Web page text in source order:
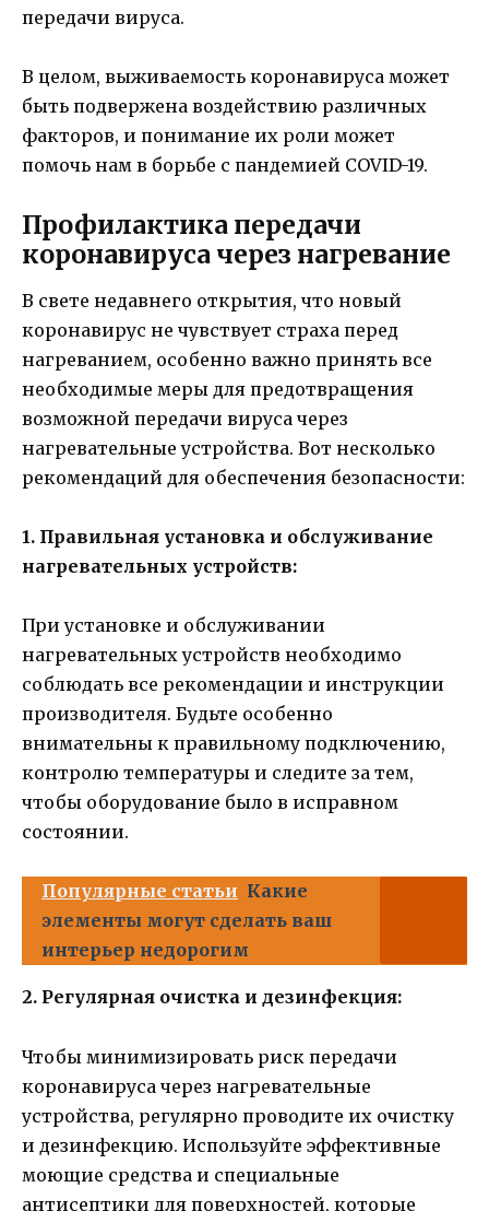
передачи вируса.
В целом, выживаемость коронавируса может
быть подвержена воздействию различных
факторов, и понимание их роли может
помочь нам в борьбе с пандемией COVID-19.
Профилактика передачи
коронавируса через нагревание
В свете недавнего открытия, что новый
коронавирус не чувствует страха перед
нагреванием, особенно важно принять все
необходимые меры для предотвращения
возможной передачи вируса через
нагревательные устройства. Вот несколько
рекомендаций для обеспечения безопасности:
1. Правильная установка и обслуживание
нагревательных устройств:
При установке и обслуживании
нагревательных устройств необходимо
соблюдать все рекомендации и инструкции
производителя. Будьте особенно
внимательны к правильному подключению,
контролю температуры и следите за тем,
чтобы оборудование было в исправном
состоянии.
Популярные статьи Какие
элементы могут сделать ваш
интерьер недорогим
2. Регулярная очистка и дезинфекция:
Чтобы минимизировать риск передачи
коронавируса через нагревательные
устройства, регулярно проводите их очистку
и дезинфекцию. Используйте эффективные
моющие средства и специальные
антисептики для поверхностей, которые